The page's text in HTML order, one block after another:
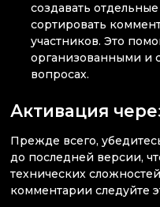
создавать
сортировать
участников. Это
организованными и
вопросах.
Активация
Прежде всего,
до последней версии,
технических
комментарии следуйте